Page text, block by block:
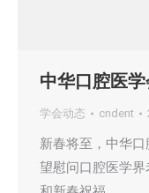
中华口腔医
学会动态 cndent
新春将至，中华
望慰问口腔医学